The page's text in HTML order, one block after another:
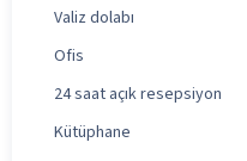
Valiz dolabı
Ofis
24 saat açık resepsiyon
Kütüphane